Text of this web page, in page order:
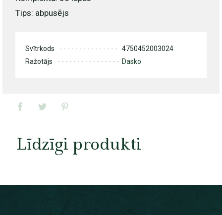
Tips: abpusējs
Svītrkods
4750452003024
Ražotājs
Dasko
Līdzīgi produkti